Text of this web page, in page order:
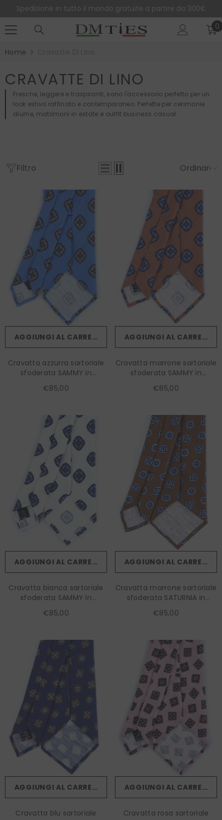
Spedizione in tutto il mondo gratuite a partire da 300€
0
0
Home
CRAVATTE DI LINO
Fresche, leggere e traspiranti, sono l'accessorio perfetto per un
look estivo raffinato e contemporaneo. Perfette per cerimonie
diurne, matrimoni in estate e outfit business casual.
Filtro Ordinare
AGGIUNGI AL CARRELLO
Cravatta azzurra sartoriale
sfoderata SAMMY in
€85,00
AGGIUNGI AL CARRELLO
Cravatta marrone sartoriale
sfoderata SAMMY in
€85,00
AGGIUNGI AL CARRELLO
Cravatta bianca sartoriale
sfoderata SAMMY in
lino/seta
€85,00
AGGIUNGI AL CARRELLO
Cravatta marrone sartoriale
sfoderata SATURNIA in
lino/seta
€85,00
AGGIUNGI AL CARRELLO
Cravatta blu sartoriale
AGGIUNGI AL CARRELLO
Cravatta rosa sartoriale